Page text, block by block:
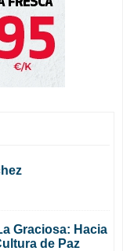
Graciosa: Hacia
de Paz